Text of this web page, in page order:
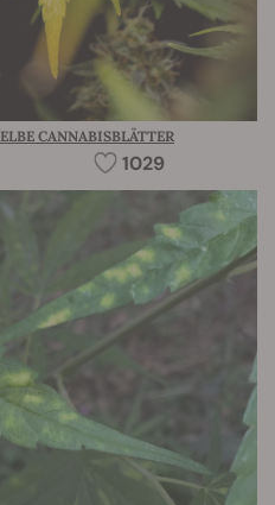
CANNABISBLÄTTER
1029